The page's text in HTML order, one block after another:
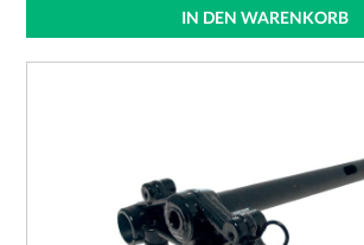
IN DEN WARENKORB